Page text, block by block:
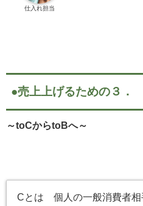
仕入れ担当
●売上上げるための３．
～toCからtoBへ～
Cとは 個人の一般消費者相